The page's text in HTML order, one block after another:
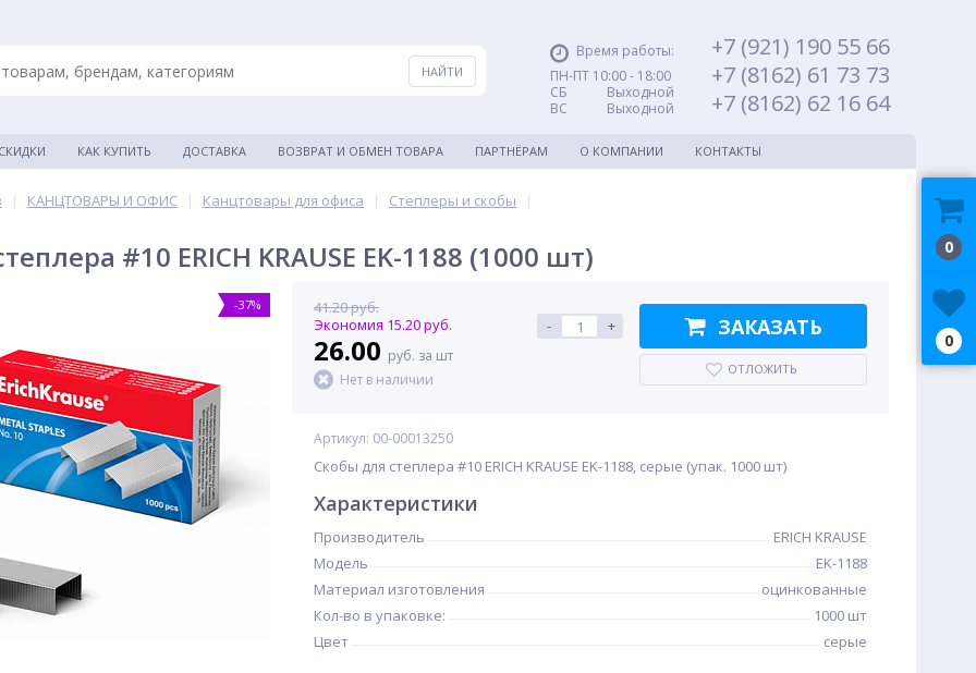
Время работы:
ПН-ПТ 10:00 - 18:00
СБ Выходной
ВС Выходной
+7 (921) 190 55 66
+7 (8162) 61 73 73
+7 (8162) 62 16 64
КАК КУПИТЬ ДОСТАВКА ВОЗВРАТ И ОБМЕН ТОВАРА ПАРТНЁРАМ О КОМПАНИИ КОНТАКТЫ
| КАНЦТОВАРЫ И ОФИС | Канцтовары для офиса | Степлеры и скобы
|
#10 ERICH KRAUSE EK-1188 (1000 шт)
-37%
41.20 руб.
Экономия 15.20 руб.
26.00 руб. за шт
Нет в наличии
- + ЗАКАЗАТЬ
ОТЛОЖИТЬ
Артикул: 00-00013250
Скобы для степлера #10 ERICH KRAUSE EK-1188, серые (упак. 1000 шт)
Характеристики
Производитель
ERICH KRAUSE
Модель
EK-1188
Материал изготовления
оцинкованные
Кол-во в упаковке:
1000 шт
Цвет
серые
0
0